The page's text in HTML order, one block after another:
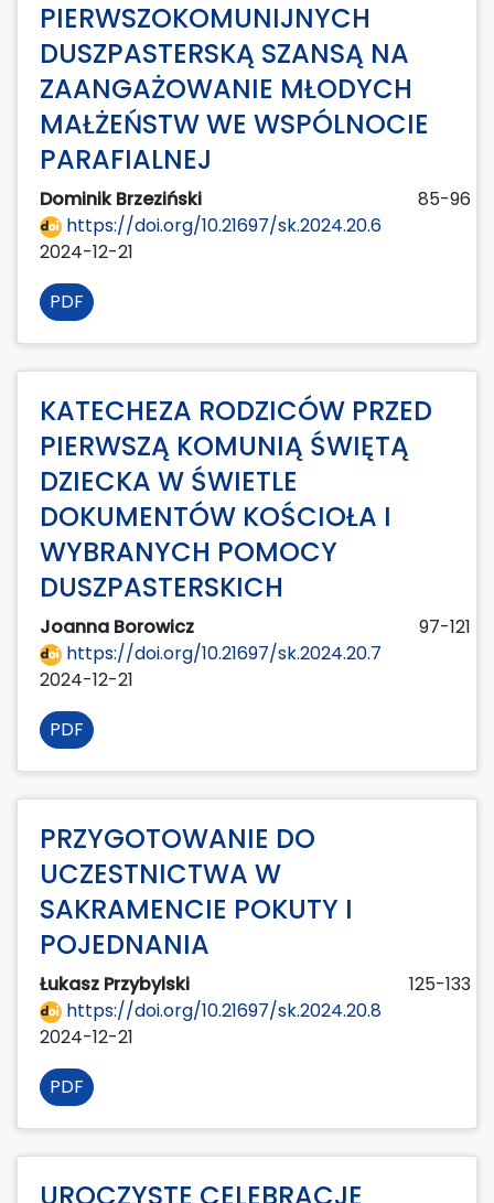
PIERWSZOKOMUNIJNYCH
DUSZPASTERSKĄ SZANSĄ NA
ZAANGAŻOWANIE MŁODYCH
MAŁŻEŃSTW WE WSPÓLNOCIE
PARAFIALNEJ
Dominik Brzeziński
85-96
https://doi.org/10.21697/sk.2024.20.6
2024-12-21
PDF
KATECHEZA RODZICÓW PRZED
PIERWSZĄ KOMUNIĄ ŚWIĘTĄ
DZIECKA W ŚWIETLE
DOKUMENTÓW KOŚCIOŁA I
WYBRANYCH POMOCY
DUSZPASTERSKICH
Joanna Borowicz
97-121
https://doi.org/10.21697/sk.2024.20.7
2024-12-21
PDF
PRZYGOTOWANIE DO
UCZESTNICTWA W
SAKRAMENCIE POKUTY I
POJEDNANIA
Łukasz Przybylski
125-133
https://doi.org/10.21697/sk.2024.20.8
2024-12-21
PDF